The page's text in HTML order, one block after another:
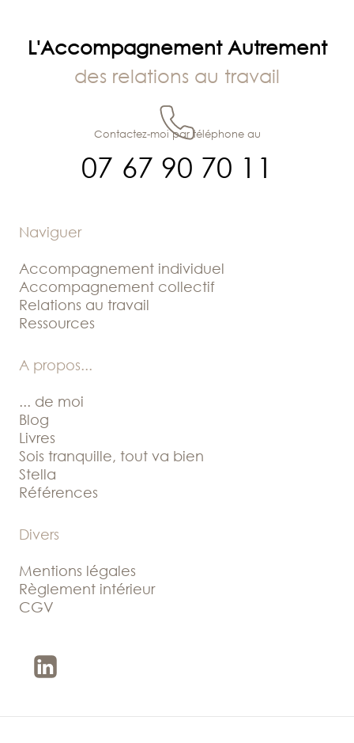
L'Accompagnement Autrement
des relations au travail
07 67 90 70 11
Contactez-moi par téléphone au
Naviguer
Accompagnement individuel
Accompagnement collectif
Relations au travail
Ressources
A propos...
... de moi
Blog
Livres
Sois tranquille, tout va bien
Stella
Références
Divers
Mentions légales
Règlement intérieur
CGV